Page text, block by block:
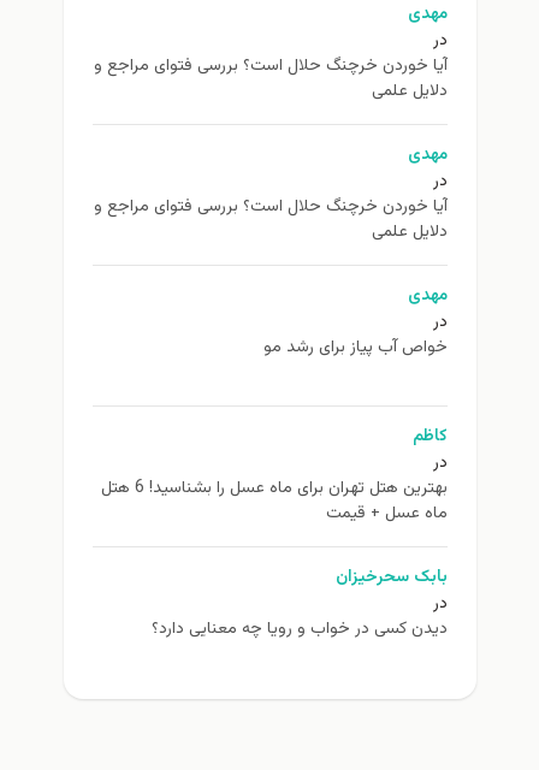
مهدی
در
آیا خوردن خرچنگ حلال است؟ بررسی فتوای مراجع و
دلایل علمی
مهدی
در
آیا خوردن خرچنگ حلال است؟ بررسی فتوای مراجع و
دلایل علمی
مهدی
در
خواص آب پیاز برای رشد مو
کاظم
در
بهترین هتل تهران برای ماه عسل را بشناسید! 6 هتل
ماه عسل + قیمت
بابک سحرخیزان
در
دیدن کسی در خواب و رویا چه معنایی دارد؟